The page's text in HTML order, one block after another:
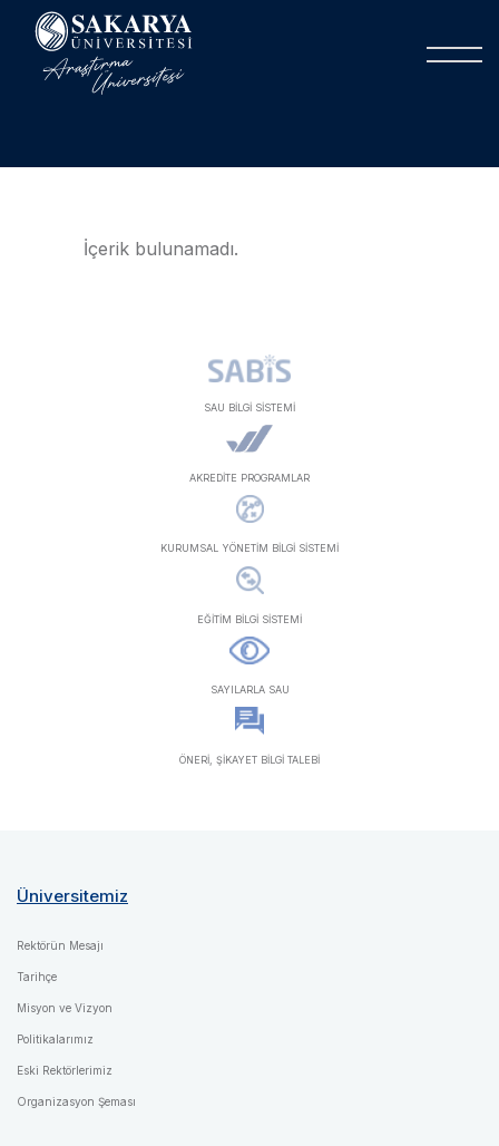
İçerik bulunamadı.
SAU BİLGİ SİSTEMİ
AKREDİTE PROGRAMLAR
KURUMSAL YÖNETİM BİLGİ SİSTEMİ
EĞİTİM BİLGİ SİSTEMİ
SAYILARLA SAU
ÖNERİ, ŞİKAYET BİLGİ TALEBİ
Üniversitemiz
Rektörün Mesajı
Tarihçe
Misyon ve Vizyon
Politikalarımız
Eski Rektörlerimiz
Organizasyon Şeması